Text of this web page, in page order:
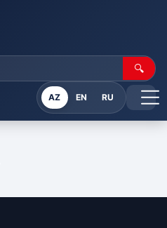
🔍
AZ EN RU